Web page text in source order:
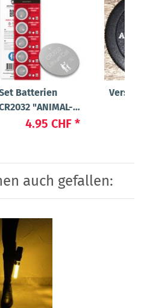
Batterien
"ANIMAL-
LIGHT POWER"
4.95 CHF *
auch gefallen: